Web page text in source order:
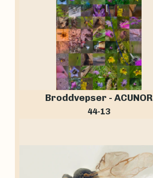
Broddvepser - ACUNOR
44-13